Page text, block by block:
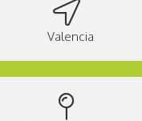
Valencia